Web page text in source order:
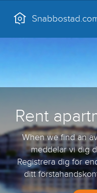
Rent
When we find an
meddelar vi dig
Registrera dig för
ditt